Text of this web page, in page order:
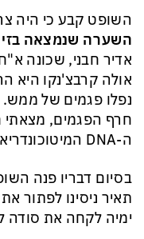
השופט קבע כי היה
השערה שנמצאה
אדיר חבני, שכונה
אולה קרבצ'נקו היא
נפלו פגמים של ממש.
חרף הפגמים, מצאתי
ה-DNA המיטוכונדריאלי".
בסיום דבריו פנה
תאיר ניסינו לפתור
ימיה לקחה את סודה